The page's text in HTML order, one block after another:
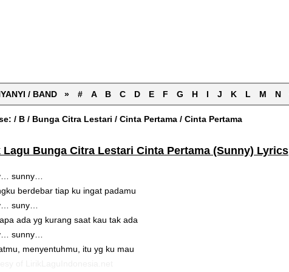
/ BAND » # A B C D E F G H I J K L M N
/ B / Bunga Citra Lestari / Cinta Pertama / Cinta Pertama
Lagu Bunga Citra Lestari Cinta Pertama (Sunny) Lyrics
sunny…
berdebar tiap ku ingat padamu
suny…
ada yg kurang saat kau tak ada
sunny…
menyentuhmu, itu yg ku mau